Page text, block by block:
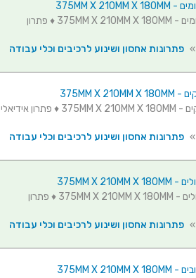
סט 10 תאי אחסון מודולריים אדומים - 375MM X 210MM X 180MM ♦ פתרון
» פתרונות אחסון ושינוע לרכיבים וכלי עבודה
סט 10 תאי אחסון מודולריים ירוקים - 375MM X 210MM X 180MM ♦ פתרון אידיאלי
» פתרונות אחסון ושינוע לרכיבים וכלי עבודה
סט 10 תאי אחסון מודולריים כחולים - 375MM X 210MM X 180MM ♦ פתרון
» פתרונות אחסון ושינוע לרכיבים וכלי עבודה